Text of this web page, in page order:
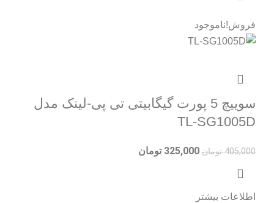
فروش!ناموجود
سوییچ 5 پورت گیگابیتی تی پی-لینک مدل
TL-SG1005D
405,000 تومان 325,000 تومان
اطلاعات بیشتر